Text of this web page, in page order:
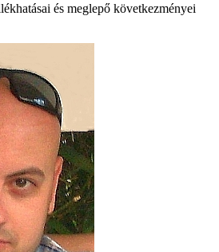
és meglepő következményei